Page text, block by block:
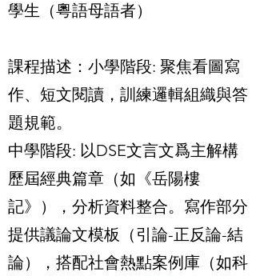
學生（粵語母語者）
課程描述： 小學階段: 聚焦看圖寫
作、短文閱讀，訓練邏輯組織與答
題規範。
中學階段: 以DSE文言文爲主解構
歷屆經典篇章（如《岳陽樓
記》），分析資料整合。寫作部分
提供議論文模板（引論-正反論-結
論），搭配社會熱點案例庫（如科